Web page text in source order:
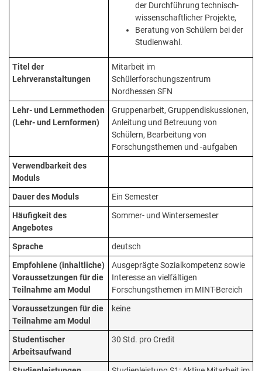
der Durchführung technisch-
wissenschaftlicher Projekte,
Beratung von Schülern bei der
Studienwahl.
Titel der
Lehrveranstaltungen
Mitarbeit im
Schülerforschungszentrum
Nordhessen SFN
Lehr- und Lernmethoden
(Lehr- und Lernformen)
Gruppenarbeit, Gruppendiskussionen,
Anleitung und Betreuung von
Schülern, Bearbeitung von
Forschungsthemen und -aufgaben
Verwendbarkeit des
Moduls
Dauer des Moduls
Ein Semester
Häufigkeit des
Angebotes
Sommer- und Wintersemester
Sprache
deutsch
Empfohlene (inhaltliche)
Voraussetzungen für die
Teilnahme am Modul
Ausgeprägte Sozialkompetenz sowie
Interesse an vielfältigen
Forschungsthemen im MINT-Bereich
Voraussetzungen für die
Teilnahme am Modul
keine
Studentischer
Arbeitsaufwand
30 Std. pro Credit